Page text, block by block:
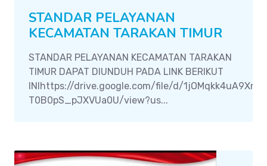
STANDAR PELAYANAN
KECAMATAN TARAKAN TIMUR
STANDAR PELAYANAN KECAMATAN TARAKAN
TIMUR DAPAT DIUNDUH PADA LINK BERIKUT
INIhttps://drive.google.com/file/d/
T0B0pS_pJXVUa0U/view?us...